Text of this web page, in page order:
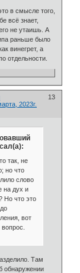
в смысле того,
всё знает,
не утаишь. А
раньше было
винегрет, а
отдельности.
13
2023г.
так, не
но что
слово
на дух и
Но что это
вот
Там
обнаружении